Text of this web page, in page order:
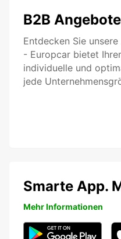
B2B Angebote
Entdecken Sie
- Europcar bietet
individuelle und
jede
Smarte App.
Mehr Informationen